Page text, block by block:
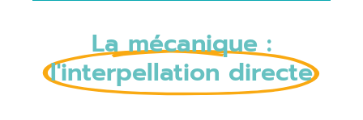
La mécanique :
l'interpellation directe